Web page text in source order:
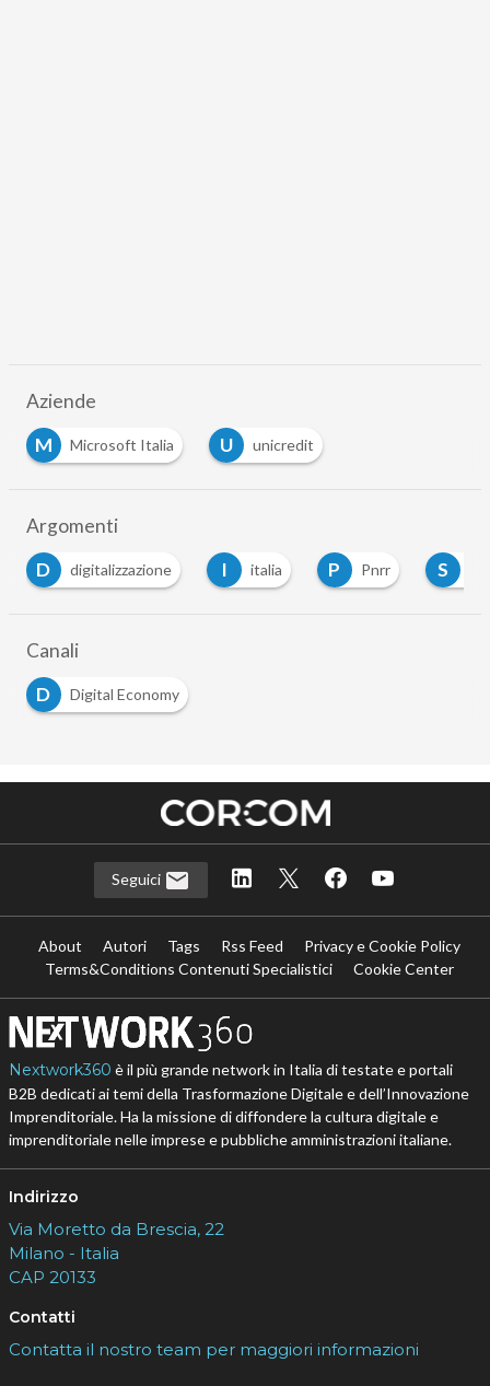
Aziende
M
Microsoft Italia U unicredit
Argomenti
I italia P Pnrr S sostenibilità
Canali
D
Digital Economy
Seguici
About Autori Tags Rss Feed
Privacy e Cookie Policy
Terms&Conditions Contenuti Specialistici
Cookie Center
Nextwork360 è il più grande network in Italia di testate e portali
B2B dedicati ai temi della Trasformazione Digitale e dell’Innovazione
Imprenditoriale. Ha la missione di diffondere la cultura digitale e
imprenditoriale nelle imprese e pubbliche amministrazioni italiane.
Indirizzo
Via Moretto da Brescia, 22
Milano - Italia
CAP 20133
Contatti
Contatta il nostro team per maggiori informazioni